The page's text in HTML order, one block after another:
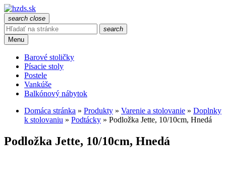
search close
search
Menu
Barové stoličky
Písacie stoly
Postele
Vankúše
Balkónový nábytok
Domáca stránka » Produkty » Varenie a stolovanie » Doplnky
k stolovaniu » Podtácky » Podložka Jette, 10/10cm, Hnedá
Podložka Jette, 10/10cm, Hnedá